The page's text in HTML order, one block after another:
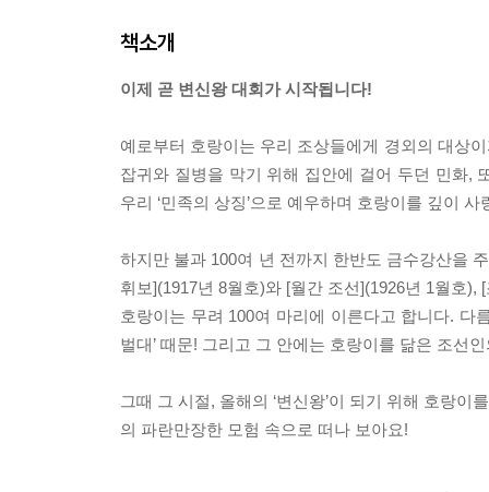
책소개
이제 곧 변신왕 대회가 시작됩니다!
예로부터 호랑이는 우리 조상들에게 경외의 대상
잡귀와 질병을 막기 위해 집안에 걸어 두던 민화,
우리 ‘민족의 상징’으로 예우하며 호랑이를 깊이 사
하지만 불과 100여 년 전까지 한반도 금수강산을
휘보](1917년 8월호)와 [월간 조선](1926년 1월호
호랑이는 무려 100여 마리에 이른다고 합니다. 다
벌대’ 때문! 그리고 그 안에는 호랑이를 닮은 조선
그때 그 시절, 올해의 ‘변신왕’이 되기 위해 호랑
의 파란만장한 모험 속으로 떠나 보아요!